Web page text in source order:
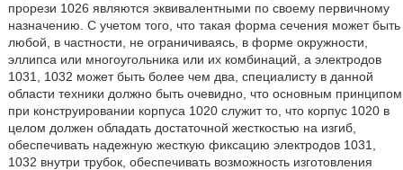
прорези 1026 являются эквивалентными по своему первичному
назначению. С учетом того, что такая форма сечения может быть
любой, в частности, не ограничиваясь, в форме окружности,
эллипса или многоугольника или их комбинаций, а электродов
1031, 1032 может быть более чем два, специалисту в данной
области техники должно быть очевидно, что основным принципом
при конструировании корпуса 1020 служит то, что корпус 1020 в
целом должен обладать достаточной жесткостью на изгиб,
обеспечивать надежную жесткую фиксацию электродов 1031,
1032 внутри трубок, обеспечивать возможность изготовления